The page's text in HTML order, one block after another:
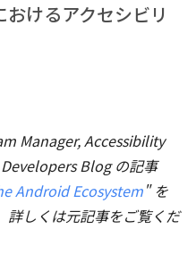
けるアクセシビリ
Manager, Accessibility
Blog の記事
Android Ecosystem" を
詳しくは元記事をご覧くだ